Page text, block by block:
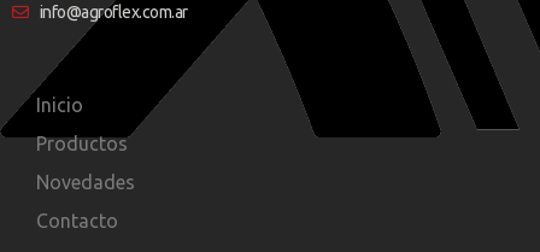
info@agroflex.com.ar
Inicio
Productos
Novedades
Contacto